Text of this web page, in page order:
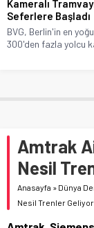
Kameralı
Seferlere Başladı
BVG, Berlin'in en
300'den fazla yolcu
Amtrak
Nesil
Anasayfa » Dünya
Nesil Trenler Geliyor